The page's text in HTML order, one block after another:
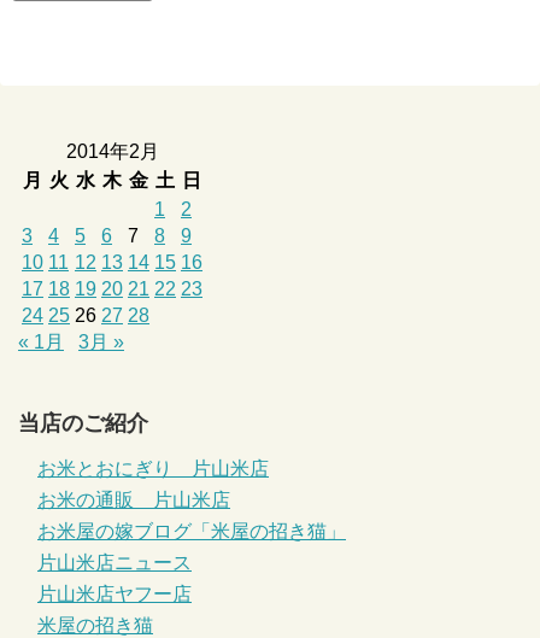
2014年2月
月
火 水 木 金 土
日
1
2
3
4 5 6 7 8
9
10 11 12 13 14 15 16
17 18 19 20 21 22 23
24 25 26 27 28
« 1月
3月 »
当店のご紹介
お米とおにぎり 片山米店
お米の通販 片山米店
お米屋の嫁ブログ「米屋の招き猫」
片山米店ニュース
片山米店ヤフー店
米屋の招き猫